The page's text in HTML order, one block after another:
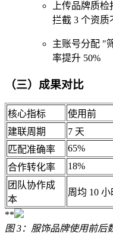
上传品牌质
拦截 3 个资质
主账号分配 "
率提升 50%
（三）成果对比
核心指标 使用前
建联周期
7 天
匹配准确率
65%
合作转化率
18%
团队协作成
本
周均 10 小
**
图 3：服饰品牌使用前后